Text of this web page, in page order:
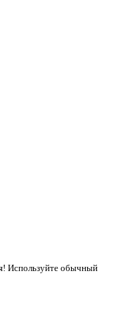
Используйте обычный